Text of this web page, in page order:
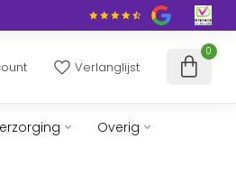
Verlanglijst
0
Overig